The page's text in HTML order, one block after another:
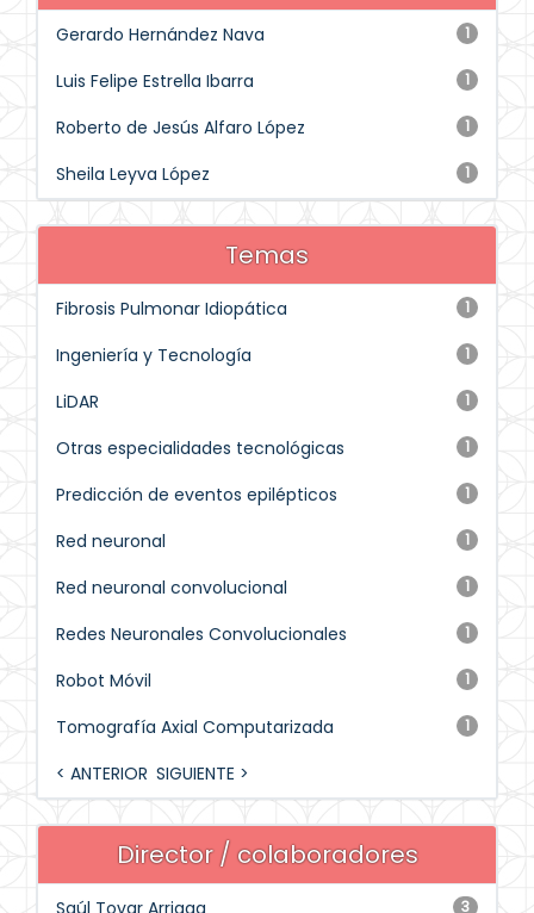
1
Gerardo Hernández Nava
1
Luis Felipe Estrella Ibarra
1
Roberto de Jesús Alfaro López
1
Sheila Leyva López
Temas
1
Fibrosis Pulmonar Idiopática
1
Ingeniería y Tecnología
1
LiDAR
1
Otras especialidades tecnológicas
1
Predicción de eventos epilépticos
1
Red neuronal
1
Red neuronal convolucional
1
Redes Neuronales Convolucionales
1
Robot Móvil
1
Tomografía Axial Computarizada
< ANTERIOR SIGUIENTE >
Director / colaboradores
3
Saúl Tovar Arriaga